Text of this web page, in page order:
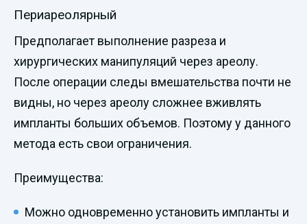
Периареолярный
Предполагает выполнение разреза и
хирургических манипуляций через ареолу.
После операции следы вмешательства почти не
видны, но через ареолу сложнее вживлять
импланты больших объемов. Поэтому у данного
метода есть свои ограничения.
Преимущества:
Можно одновременно установить импланты и